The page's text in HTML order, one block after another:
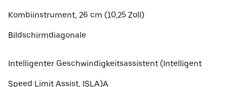
Kombiinstrument, 26 cm (10,25 Zoll)
Bildschirmdiagonale
Intelligenter Geschwindigkeitsassistent (Intelligent
Speed Limit Assist, ISLA)A